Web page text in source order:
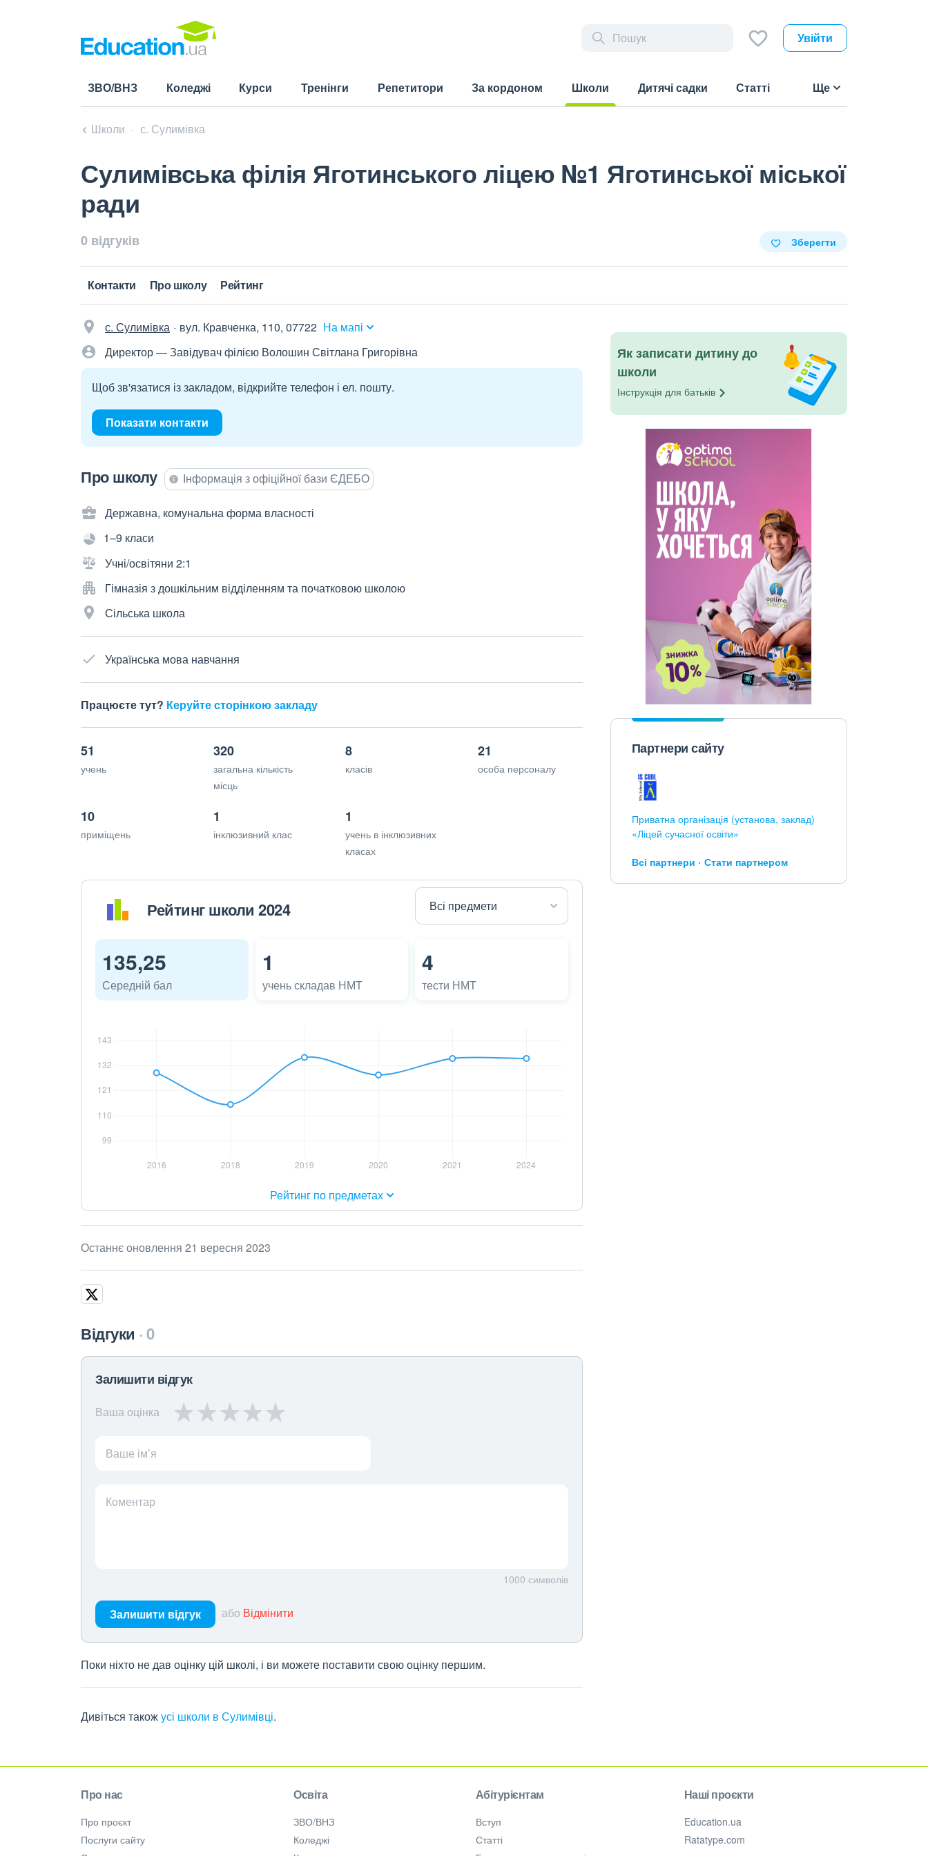
Увійти
ЗВО/ВНЗ Коледжі Курси Тренінги Репетитори За кордоном
Школи
Дитячі садки Статті Ще
Школи с. Сулимівка
Сулимівська філія Яготинського ліцею №1 Яготинської міської
ради
0 відгуків Зберегти
Контакти Про школу Рейтинг
с. Сулимівка вул. Кравченка, 110, 07722 На мапі
Директор — Завідувач філією Волошин Світлана Григорівна
Щоб зв'язатися із закладом, відкрийте телефон і ел. пошту.
Показати контакти
Про школу Інформація з офіційної бази ЄДЕБО
Державна, комунальна форма власності
1–9 класи
Учні/освітяни 2:1
Гімназія з дошкільним відділенням та початковою школою
Сільська школа
Українська мова навчання
Працюєте тут? Керуйте сторінкою закладу
51
учень
320
загальна кількість
місць
8
класів
21
особа персоналу
10
приміщень
1
інклюзивний клас
1
учень в інклюзивних
класах
Рейтинг школи 2024
135,25
Середній бал
1
учень складав НМТ
4
тести НМТ
Рейтинг по предметах
Останнє оновлення 21 вересня 2023
Відгуки 0
Залишити відгук
Ваша оцінка
Ваше ім’я
Коментар
1000 символів
Залишити відгук або Відмінити
Поки ніхто не дав оцінку цій школі, і ви можете поставити свою оцінку першим.
Дивіться такожусі школи в Сулимівці.
Як записати дитину до
школи
Інструкція для батьків
Партнери сайту
Приватна організація (установа, заклад)
«Ліцей сучасної освіти»
Всі партнери Стати партнером
Про нас
Про проєкт
Послуги сайту
Освіта
ЗВО/ВНЗ
Коледжі
Абітурієнтам
Вступ
Статті
Наші проєкти
Education.ua
Ratatype.com